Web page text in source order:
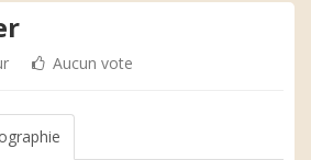
Aucun vote